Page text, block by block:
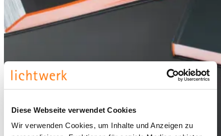
Diese Webseite verwendet Cookies
Wir verwenden Cookies, um Inhalte und Anzeigen zu